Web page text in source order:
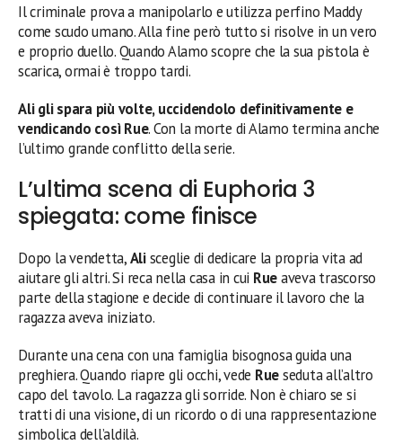
Il criminale prova a manipolarlo e utilizza perfino Maddy
come scudo umano. Alla fine però tutto si risolve in un vero
e proprio duello. Quando Alamo scopre che la sua pistola è
scarica, ormai è troppo tardi.
Ali gli spara più volte, uccidendolo definitivamente e
vendicando così Rue. Con la morte di Alamo termina anche
l’ultimo grande conflitto della serie.
L’ultima scena di Euphoria 3
spiegata: come finisce
Dopo la vendetta,Alisceglie di dedicare la propria vita ad
aiutare gli altri. Si reca nella casa in cui Rueaveva trascorso
parte della stagione e decide di continuare il lavoro che la
ragazza aveva iniziato.
Durante una cena con una famiglia bisognosa guida una
preghiera. Quando riapre gli occhi, vede Rueseduta all’altro
capo del tavolo. La ragazza gli sorride. Non è chiaro se si
tratti di una visione, di un ricordo o di una rappresentazione
simbolica dell’aldilà.